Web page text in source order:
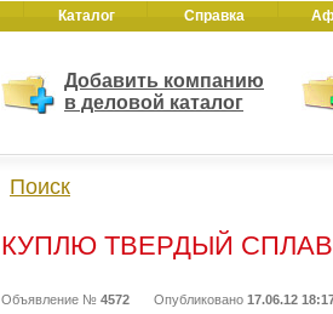
Каталог Справка
Добавить компанию
в деловой каталог
Поиск
КУПЛЮ ТВЕРДЫЙ
Объявление № 4572 Опубликовано 17.06.12